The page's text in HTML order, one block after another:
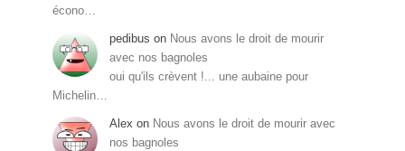
écono…
pedibus on Nous avons le droit de mourir
avec nos bagnoles
oui qu'ils crèvent !... une aubaine pour
Michelin…
Alex on Nous avons le droit de mourir avec
nos bagnoles